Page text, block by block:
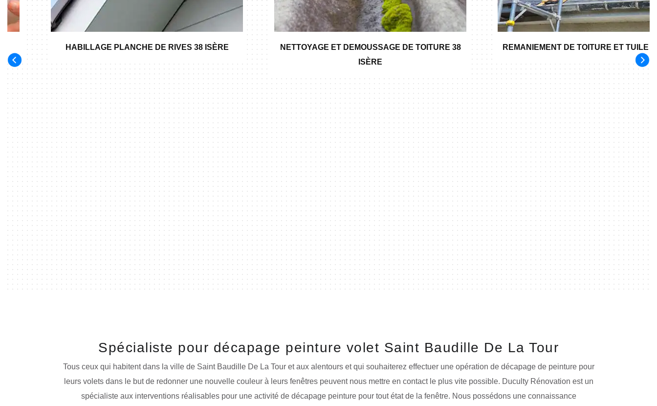
HABILLAGE PLANCHE DE RIVES 38 ISÈRE
NETTOYAGE ET DEMOUSSAGE DE TOITURE 38
ISÈRE
REMANIEMENT DE TOITURE ET TUILE
Spécialiste pour décapage peinture volet Saint Baudille De La Tour
Tous ceux qui habitent dans la ville de Saint Baudille De La Tour et aux alentours et qui souhaiterez effectuer une opération de décapage de peinture pour
leurs volets dans le but de redonner une nouvelle couleur à leurs fenêtres peuvent nous mettre en contact le plus vite possible. Duculty Rénovation est un
spécialiste aux interventions réalisables pour une activité de décapage peinture pour tout état de la fenêtre. Nous possédons une connaissance